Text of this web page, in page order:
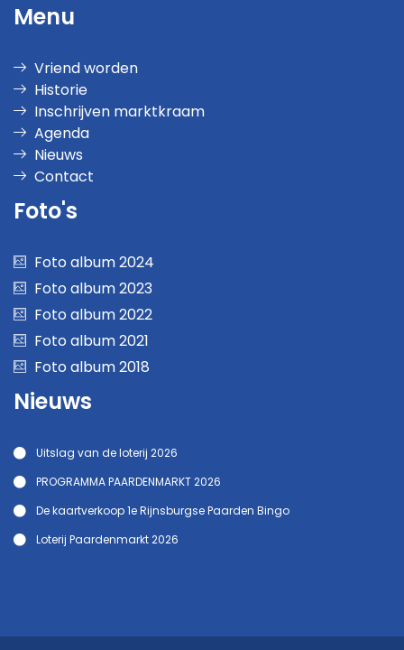
Menu
Vriend worden
Historie
Inschrijven marktkraam
Agenda
Nieuws
Contact
Foto's
Foto album 2024
Foto album 2023
Foto album 2022
Foto album 2021
Foto album 2018
Nieuws
Uitslag van de loterij 2026
PROGRAMMA PAARDENMARKT 2026
De kaartverkoop 1e Rijnsburgse Paarden Bingo
Loterij Paardenmarkt 2026